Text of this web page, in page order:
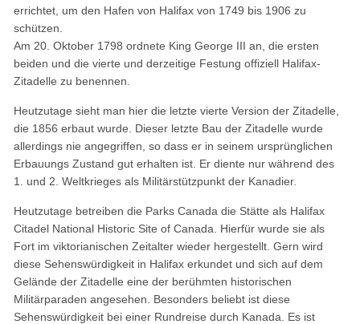
errichtet, um den Hafen von Halifax von 1749 bis 1906 zu
schützen.
Am 20. Oktober 1798 ordnete King George III an, die ersten
beiden und die vierte und derzeitige Festung offiziell Halifax-
Zitadelle zu benennen.
Heutzutage sieht man hier die letzte vierte Version der Zitadelle,
die 1856 erbaut wurde. Dieser letzte Bau der Zitadelle wurde
allerdings nie angegriffen, so dass er in seinem ursprünglichen
Erbauungs Zustand gut erhalten ist. Er diente nur während des
1. und 2. Weltkrieges als Militärstützpunkt der Kanadier.
Heutzutage betreiben die Parks Canada die Stätte als Halifax
Citadel National Historic Site of Canada. Hierfür wurde sie als
Fort im viktorianischen Zeitalter wieder hergestellt. Gern wird
diese Sehenswürdigkeit in Halifax erkundet und sich auf dem
Gelände der Zitadelle eine der berühmten historischen
Militärparaden angesehen. Besonders beliebt ist diese
Sehenswürdigkeit bei einer Rundreise durch Kanada. Es ist